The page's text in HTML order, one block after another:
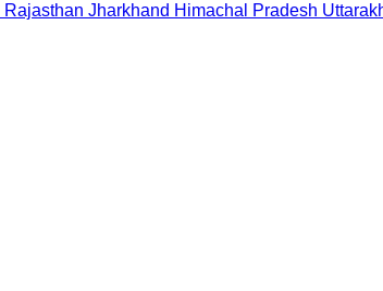
Rajasthan Jharkhand Himachal Pradesh